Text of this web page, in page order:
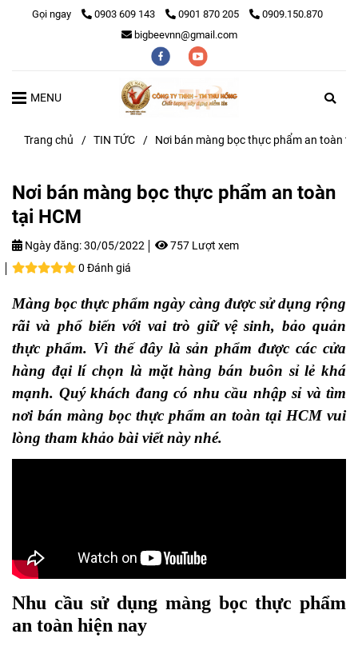
Gọi ngay 0903 609 143 0901 870 205
0909.150.870
bigbeevnn@gmail.com
MENU
Trang chủ / TIN TỨC / Nơi bán màng bọc thực phẩm an toàn
Nơi bán màng bọc thực phẩm an toàn
tại HCM
Ngày đăng:30/05/2022
757 Lượt xem
0 Đánh giá
Màng bọc thực phẩm ngày càng được sử dụng rộng
rãi và phổ biến với vai trò giữ vệ sinh, bảo quản
thực phẩm. Vì thế đây là sản phẩm được các cửa
hàng đại lí chọn là mặt hàng bán buôn sỉ lẻ khá
mạnh. Quý khách đang có nhu cầu nhập sỉ và tìm
nơi bán màng bọc thực phẩm an toàn tại HCM vui
lòng tham khảo bài viết này nhé.
Nhu cầu sử dụng màng bọc thực phẩm
an toàn hiện nay